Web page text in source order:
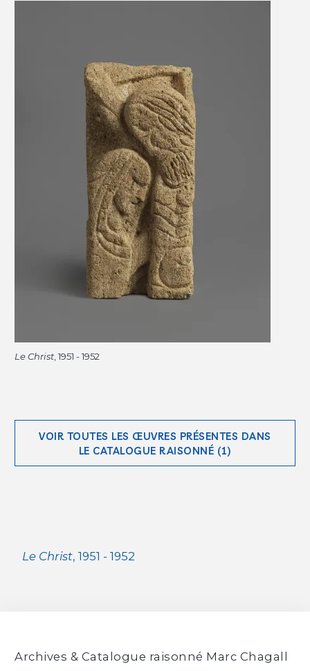
Le Christ , 1951 - 1952
VOIR TOUTES LES ŒUVRES PRÉSENTES DANS
LE CATALOGUE RAISONNÉ (1)
Le Christ, 1951 - 1952
Archives & Catalogue raisonné Marc Chagall